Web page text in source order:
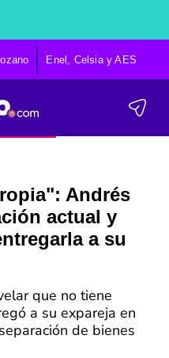
Enel, Celsia y AES
Andrés
actual y
a su
que no tiene
a su expareja en
de bienes